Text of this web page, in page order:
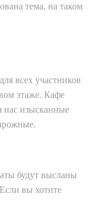
тема, на таком
всех участников
этаже. Кафе
нас изысканные
будут высланы
вы хотите